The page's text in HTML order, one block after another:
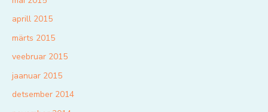
aprill 2015
märts 2015
veebruar 2015
jaanuar 2015
detsember 2014